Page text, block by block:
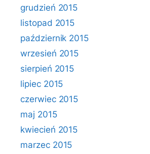
grudzień 2015
listopad 2015
październik 2015
wrzesień 2015
sierpień 2015
lipiec 2015
czerwiec 2015
maj 2015
kwiecień 2015
marzec 2015